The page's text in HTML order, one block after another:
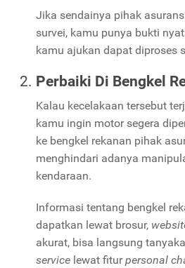
Jika sendainya pihak
survei, kamu punya bukti
kamu ajukan dapat diproses
Perbaiki Di Bengkel
Kalau kecelakaan tersebut
kamu ingin motor segera
ke bengkel rekanan pihak
menghindari adanya
kendaraan.
Informasi tentang bengkel
dapatkan lewat brosur,
akurat, bisa langsung
service lewat fiturpersonal